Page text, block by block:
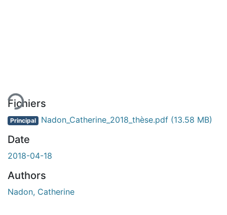
Fichiers
Principal Nadon_Catherine_2018_thèse.pdf (13.58 MB)
Date
2018-04-18
Authors
Nadon, Catherine